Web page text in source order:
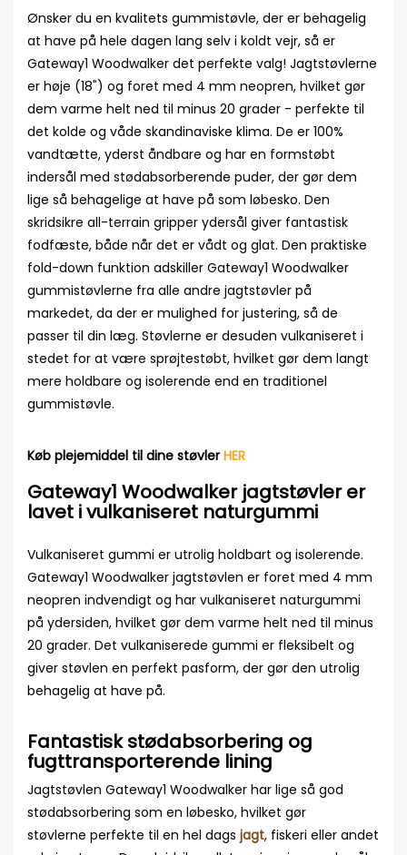
Ønsker du en kvalitets gummistøvle, der er behagelig
at have på hele dagen lang selv i koldt vejr, så er
Gateway1 Woodwalker det perfekte valg! Jagtstøvlerne
er høje (18") og foret med 4 mm neopren, hvilket gør
dem varme helt ned til minus 20 grader - perfekte til
det kolde og våde skandinaviske klima. De er 100%
vandtætte, yderst åndbare og har en formstøbt
indersål med stødabsorberende puder, der gør dem
lige så behagelige at have på som løbesko. Den
skridsikre all-terrain gripper ydersål giver fantastisk
fodfæste, både når det er vådt og glat. Den praktiske
fold-down funktion adskiller Gateway1 Woodwalker
gummistøvlerne fra alle andre jagtstøvler på
markedet, da der er mulighed for justering, så de
passer til din læg. Støvlerne er desuden vulkaniseret i
stedet for at være sprøjtestøbt, hvilket gør dem langt
mere holdbare og isolerende end en traditionel
gummistøvle.
Køb plejemiddel til dine støvlerHER
Gateway1 Woodwalker jagtstøvler er
lavet i vulkaniseret naturgummi
Vulkaniseret gummi er utrolig holdbart og isolerende.
Gateway1 Woodwalker jagtstøvlen er foret med 4 mm
neopren indvendigt og har vulkaniseret naturgummi
på ydersiden, hvilket gør dem varme helt ned til minus
20 grader. Det vulkaniserede gummi er fleksibelt og
giver støvlen en perfekt pasform, der gør den utrolig
behagelig at have på.
Fantastisk stødabsorbering og
fugttransporterende lining
Jagtstøvlen Gateway1 Woodwalker har lige så god
stødabsorbering som en løbesko, hvilket gør
støvlerne perfekte til en hel dags jagt, fiskeri eller andet